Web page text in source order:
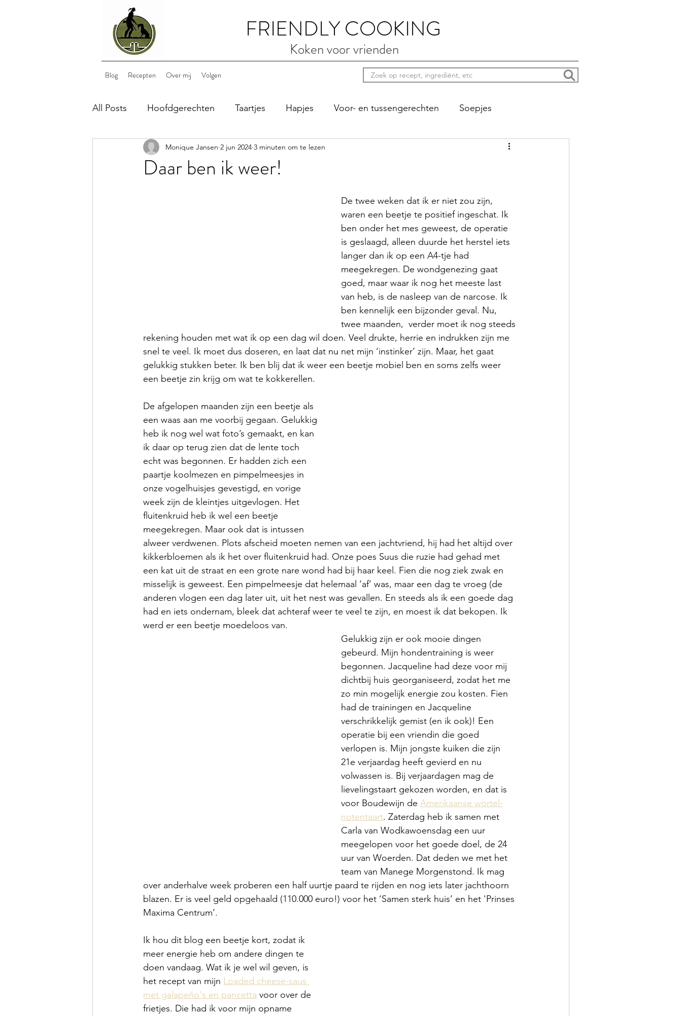
FRIENDLY COOKING
Koken voor vrienden
Blog Recepten Over mij Volgen
All Posts Hoofdgerechten Taartjes Hapjes Voor- en tussengerechten Soepjes
Bijgerechten Nagerechten Luie zondag Pina colada’s enzo
Daar ben ik weer!
Monique Jansen 2 jun 2024 3 minuten om te lezen
De twee weken dat ik er niet zou zijn,
waren een beetje te positief ingeschat. Ik
ben onder het mes geweest, de operatie
is geslaagd, alleen duurde het herstel iets
langer dan ik op een A4-tje had
meegekregen. De wondgenezing gaat
goed, maar waar ik nog het meeste last
van heb, is de nasleep van de narcose. Ik
ben kennelijk een bijzonder geval. Nu,
twee maanden,  verder moet ik nog steeds
rekening houden met wat ik op een dag wil doen. Veel drukte, herrie en indrukken zijn me
snel te veel. Ik moet dus doseren, en laat dat nu net mijn ‘instinker’ zijn. Maar, het gaat
gelukkig stukken beter. Ik ben blij dat ik weer een beetje mobiel ben en soms zelfs weer
een beetje zin krijg om wat te kokkerellen.
De afgelopen maanden zijn een beetje als
een waas aan me voorbij gegaan. Gelukkig
heb ik nog wel wat foto’s gemaakt, en kan
ik daar op terug zien dat de lente toch
echt was begonnen. Er hadden zich een
paartje koolmezen en pimpelmeesjes in
onze vogelhuisjes gevestigd, en vorige
week zijn de kleintjes uitgevlogen. Het
fluitenkruid heb ik wel een beetje
meegekregen. Maar ook dat is intussen
alweer verdwenen. Plots afscheid moeten nemen van een jachtvriend, hij had het altijd over
kikkerbloemen als ik het over fluitenkruid had. Onze poes Suus die ruzie had gehad met
een kat uit de straat en een grote nare wond had bij haar keel. Fien die nog ziek zwak en
misselijk is geweest. Een pimpelmeesje dat helemaal ‘af’ was, maar een dag te vroeg (de
anderen vlogen een dag later uit, uit het nest was gevallen. En steeds als ik een goede dag
had en iets ondernam, bleek dat achteraf weer te veel te zijn, en moest ik dat bekopen. Ik
werd er een beetje moedeloos van.
Gelukkig zijn er ook mooie dingen
gebeurd. Mijn hondentraining is weer
begonnen. Jacqueline had deze voor mij
dichtbij huis georganiseerd, zodat het me
zo min mogelijk energie zou kosten. Fien
had de trainingen en Jacqueline
verschrikkelijk gemist (en ik ook)! Een
operatie bij een vriendin die goed
verlopen is. Mijn jongste kuiken die zijn
21e verjaardag heeft gevierd en nu
volwassen is. Bij verjaardagen mag de
lievelingstaart gekozen worden, en dat is
voor Boudewijn de Amerikaanse wortel-
notentaart. Zaterdag heb ik samen met
Carla van Wodkawoensdag een uur
meegelopen voor het goede doel, de 24
uur van Woerden. Dat deden we met het
team van Manege Morgenstond. Ik mag
over anderhalve week proberen een half uurtje paard te rijden en nog iets later jachthoorn
blazen. Er is veel geld opgehaald (110.000 euro!) voor het ‘Samen sterk huis’ en het 'Prinses
Maxima Centrum’.
Ik hou dit blog een beetje kort, zodat ik
meer energie heb om andere dingen te
doen vandaag. Wat ik je wel wil geven, is
het recept van mijn Loaded cheese-saus
met galapeño's en pancetta voor over de
frietjes. Die had ik voor mijn opname